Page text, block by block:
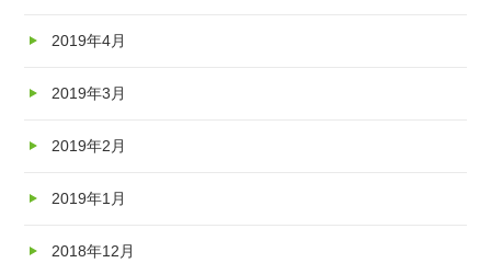
2019年4月
2019年3月
2019年2月
2019年1月
2018年12月